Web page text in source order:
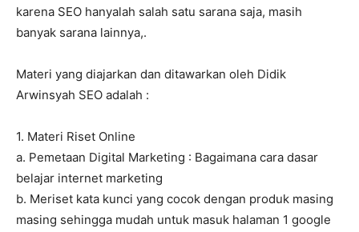
karena SEO hanyalah salah satu sarana saja, masih
banyak sarana lainnya,.
Materi yang diajarkan dan ditawarkan oleh Didik
Arwinsyah SEO adalah :
1. Materi Riset Online
a. Pemetaan Digital Marketing : Bagaimana cara dasar
belajar internet marketing
b. Meriset kata kunci yang cocok dengan produk masing
masing sehingga mudah untuk masuk halaman 1 google